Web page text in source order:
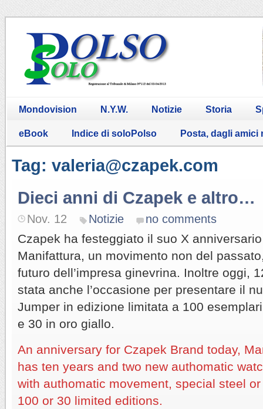
Mondovision N.Y.W. Notizie Storia
eBook Indice di soloPolso Posta, dagli amici
Tag: valeria@czapek.com
Dieci anni di Czapek e altro…
Nov. 12 Notizie no comments
Czapek ha festeggiato il suo X
Manifattura, un movimento non del
futuro dell’impresa ginevrina. Inoltre oggi,
stata anche l’occasione per presentare il
Jumper in edizione limitata a 100
e 30 in oro giallo.
An anniversary for Czapek Brand today,
has ten years and two new authomatic
with authomatic movement, special steel
100 or 30 limited editions.